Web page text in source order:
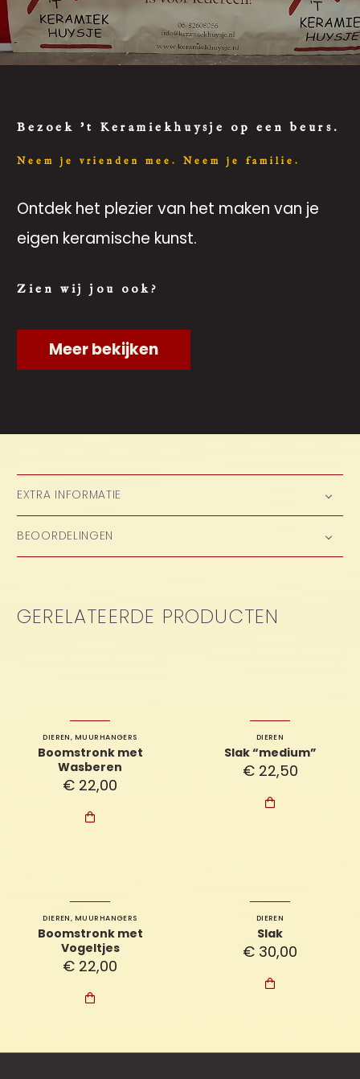
Bezoek 't Keramiekhuysje op een beurs.
Neem je vrienden mee. Neem je familie.
Ontdek het plezier van het maken van je
eigen keramische kunst.
Zien wij jou ook?
Meer bekijken
EXTRA INFORMATIE
BEOORDELINGEN
GERELATEERDE PRODUCTEN
DIEREN, MUURHANGERS
Boomstronk met
Wasberen
€ 22,00

DIEREN
Slak “medium”
€22,50

DIEREN, MUURHANGERS
Boomstronk met
Vogeltjes
€ 22,00

DIEREN
Slak
€ 30,00
